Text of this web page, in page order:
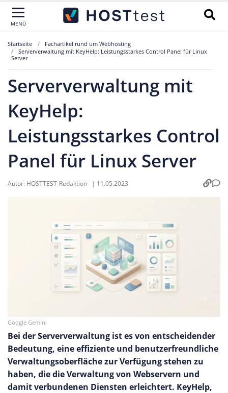
MENÜ
Startseite
Fachartikel rund um Webhosting
Serververwaltung mit KeyHelp: Leistungsstarkes Control Panel für Linux
Server
Serververwaltung mit
KeyHelp:
Leistungsstarkes Control
Panel für Linux Server
Autor: HOSTTEST-Redaktion | 11.05.2023
Google Gemini
Bei der Serververwaltung ist es von entscheidender
Bedeutung, eine effiziente und benutzerfreundliche
Verwaltungsoberfläche zur Verfügung stehen zu
haben, die die Verwaltung von Webservern und
damit verbundenen Diensten erleichtert. KeyHelp,